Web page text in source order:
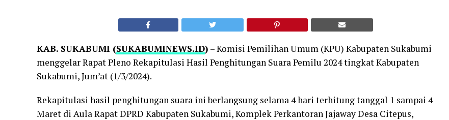
KAB. SUKABUMI (SUKABUMINEWS.ID) – Komisi Pemilihan Umum (KPU) Kabupaten Sukabumi
menggelar Rapat Pleno Rekapitulasi Hasil Penghitungan Suara Pemilu 2024 tingkat Kabupaten
Sukabumi, Jum’at (1/3/2024).
Rekapitulasi hasil penghitungan suara ini berlangsung selama 4 hari terhitung tanggal 1 sampai 4
Maret di Aula Rapat DPRD Kabupaten Sukabumi, Komplek Perkantoran Jajaway Desa Citepus,